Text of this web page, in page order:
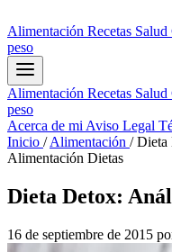
Alimentación Recetas Salud
peso
Alimentación Recetas Salud
peso
Acerca de mi Aviso Legal
Inicio / Alimentación / Dieta
Alimentación Dietas
Dieta Detox:
16 de septiembre de 2015